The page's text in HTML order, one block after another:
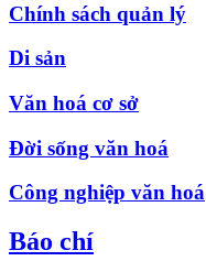
Chính sách quản lý
Di sản
Văn hoá cơ sở
Đời sống văn hoá
Công nghiệp văn hoá
Báo chí